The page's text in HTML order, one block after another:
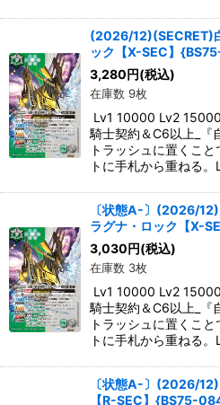
(2026/12)(SECRET)
ック【X-SEC】
3,280円(税込)
在庫数 9枚
Lv1 10000 Lv2
騎士契約＆C6以上_『
トラッシュに置くこ
トに手札から重ねる
〔状態A-〕(2026/
ラグナ・ロック【X-
3,030円(税込)
在庫数 3枚
Lv1 10000 Lv2
騎士契約＆C6以上_『
トラッシュに置くこ
トに手札から重ねる
〔状態A-〕(2026/
【R-SEC】{BS75-